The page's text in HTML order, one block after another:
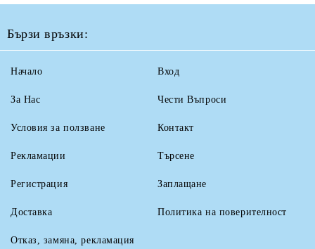
Бързи връзки:
Начало
За Нас
Условия за ползване
Рекламации
Вход
Чести Въпроси
Контакт
Търсене
Регистрация
Доставка
Отказ, замяна, рекламация
Заплащане
Политика на поверителност